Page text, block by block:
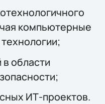
компьютерные
области
ИТ-проектов.